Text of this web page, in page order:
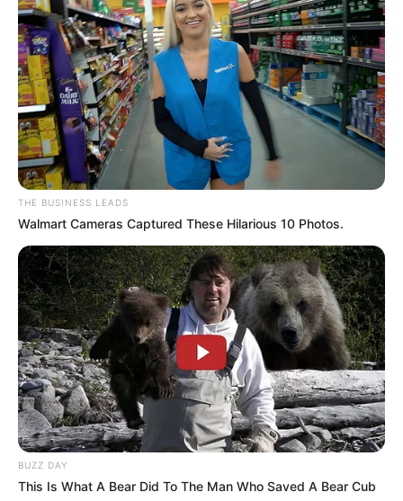
THE BUSINESS LEADS
Walmart Cameras Captured These Hilarious 10 Photos.
BUZZ DAY
This Is What A Bear Did To The Man Who Saved A Bear Cub